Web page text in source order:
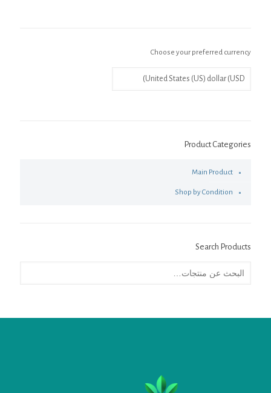
Choose your preferred currency
Product Categories
Main Product
Shop by Condition
Search Products